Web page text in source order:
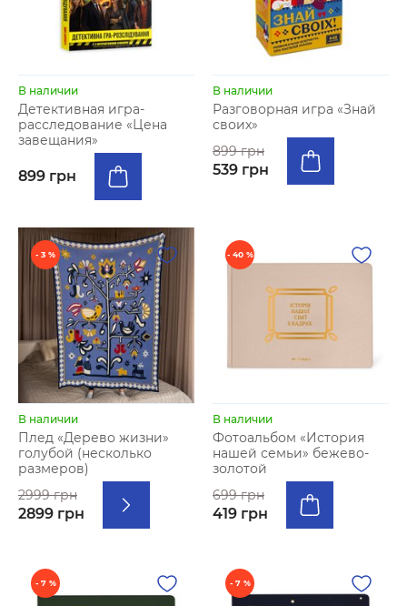
В наличии
Детективная игра-
расследование «Цена
завещания»
899 грн
В наличии
Разговорная игра «Знай
своих»
899 грн
539 грн
- 3 %
В наличии
Плед «Дерево жизни»
голубой (несколько
размеров)
2999 грн
2899 грн
- 40 %
В наличии
Фотоальбом «История
нашей семьи» бежево-
золотой
699 грн
419 грн
- 7 % - 7 %